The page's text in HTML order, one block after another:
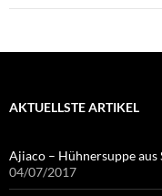
AKTUELLSTE ARTIKEL
Ajiaco – Hühnersuppe aus
04/07/2017